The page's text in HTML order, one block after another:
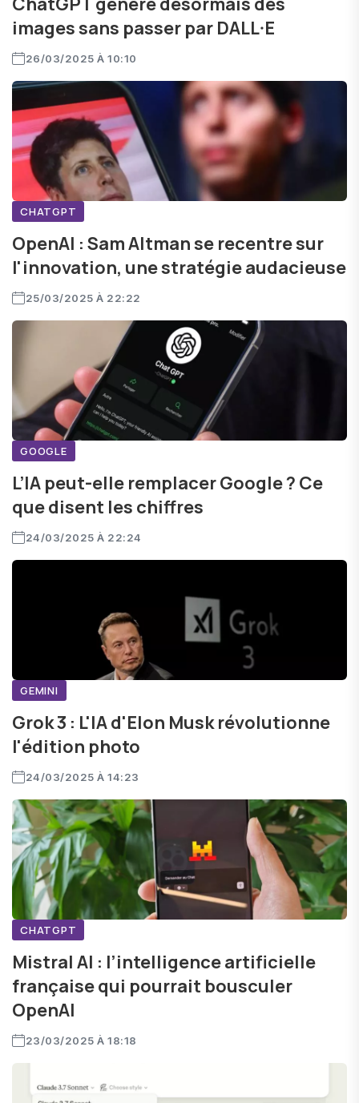
images sans passer par DALL·E
26/03/2025 À 10:10
CHATGPT
OpenAI : Sam Altman se recentre sur
l'innovation, une stratégie audacieuse
25/03/2025 À 22:22
GOOGLE
L’IA peut-elle remplacer Google ? Ce
que disent les chiffres
24/03/2025 À 22:24
GEMINI
Grok 3 : L'IA d'Elon Musk révolutionne
l'édition photo
24/03/2025 À 14:23
CHATGPT
Mistral AI : l’intelligence artificielle
française qui pourrait bousculer
OpenAI
23/03/2025 À 18:18